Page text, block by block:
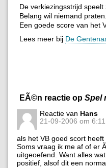
De verkiezingsstrijd
Belang wil niemand
Een goede score van het
Lees meer bij De
EÃ©n reactie op Spel
Reactie van Hans
21-09-2006 om 6:11
als het VB goed scort
Soms vraag ik me af of er
uitgeoefend. Want alles
positief, alsof dit een